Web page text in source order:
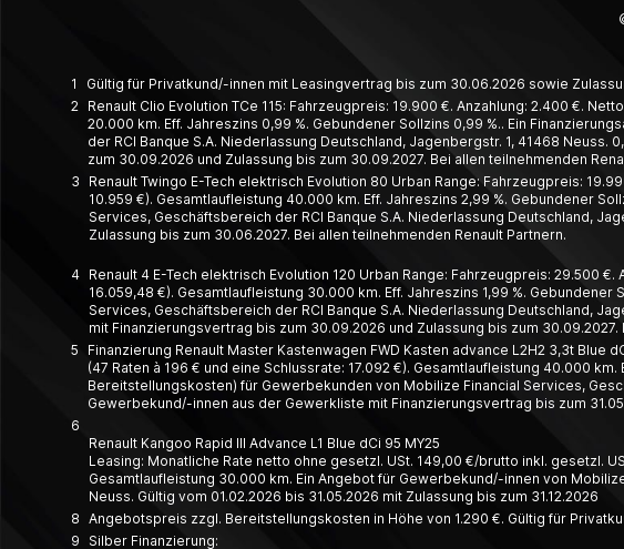
1
Gültig für Privatkund/-innen mit Leasingvertrag bis zum 30.06.2026 sowie
2 Renault Clio Evolution TCe 115: Fahrzeugpreis: 19.900 €. Anzahlung: 2.400 €.
20.000 km. Eff. Jahreszins 0,99 %. Gebundener Sollzins 0,99 %.. Ein
der RCI Banque S.A. Niederlassung Deutschland, Jagenbergstr. 1, 41468
zum 30.09.2026 und Zulassung bis zum 30.09.2027. Bei allen teilnehmenden
3
Renault Twingo E-Tech elektrisch Evolution 80 Urban Range: Fahrzeugpreis:
10.959 €). Gesamtlaufleistung 40.000 km. Eff. Jahreszins 2,99 %. Gebundener
Services, Geschäftsbereich der RCI Banque S.A. Niederlassung Deutschland,
Zulassung bis zum 30.06.2027. Bei allen teilnehmenden Renault Partnern.
4 Renault 4 E-Tech elektrisch Evolution 120 Urban Range: Fahrzeugpreis: 29.500
16.059,48 €). Gesamtlaufleistung 30.000 km. Eff. Jahreszins 1,99 %.
Services, Geschäftsbereich der RCI Banque S.A. Niederlassung Deutschland,
mit Finanzierungsvertrag bis zum 30.09.2026 und Zulassung bis zum
5
Finanzierung Renault Master Kastenwagen FWD Kasten advance L2H2 3,3t
(47 Raten à 196 € und eine Schlussrate: 17.092 €). Gesamtlaufleistung 40.000
Bereitstellungskosten) für Gewerbekunden von Mobilize Financial Services,
Gewerbekund/-innen aus der Gewerkliste mit Finanzierungsvertrag bis zum
6
Renault Kangoo Rapid III Advance L1 Blue dCi 95 MY25
Leasing: Monatliche Rate netto ohne gesetzl. USt. 149,00 €/brutto inkl. gesetzl.
Gesamt­laufleistung 30.000 km. Ein Angebot für Gewerbe­kund/-innen von
Neuss. Gültig vom 01.02.2026 bis 31.05.2026 mit Zulassung bis zum 31.12.2026
8 Angebotspreis zzgl. Bereitstellungskosten in Höhe von 1.290 €. Gültig für
9
Silber Finanzierung: